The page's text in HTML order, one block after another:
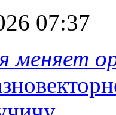
07:37
меняет